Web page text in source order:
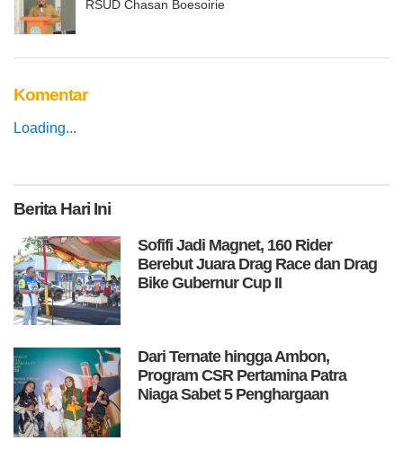
RSUD Chasan Boesoirie
Komentar
Loading...
BeritaHari Ini
Sofifi Jadi Magnet, 160 Rider
Berebut Juara Drag Race dan Drag
Bike Gubernur Cup II
Dari Ternate hingga Ambon,
Program CSR Pertamina Patra
Niaga Sabet 5 Penghargaan